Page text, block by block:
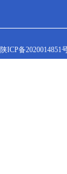
陕ICP备2020014851